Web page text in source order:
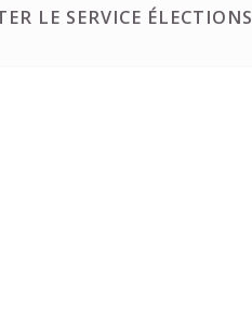
LE SERVICE ÉLECTIONS